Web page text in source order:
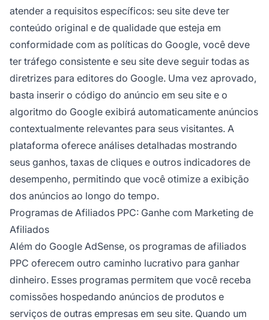
atender a requisitos específicos: seu site deve ter
conteúdo original e de qualidade que esteja em
conformidade com as políticas do Google, você deve
ter tráfego consistente e seu site deve seguir todas as
diretrizes para editores do Google. Uma vez aprovado,
basta inserir o código do anúncio em seu site e o
algoritmo do Google exibirá automaticamente anúncios
contextualmente relevantes para seus visitantes. A
plataforma oferece análises detalhadas mostrando
seus ganhos, taxas de cliques e outros indicadores de
desempenho, permitindo que você otimize a exibição
dos anúncios ao longo do tempo.
Programas de Afiliados PPC: Ganhe com Marketing de
Afiliados
Além do Google AdSense, os programas de afiliados
PPC oferecem outro caminho lucrativo para ganhar
dinheiro. Esses programas permitem que você receba
comissões hospedando anúncios de produtos e
serviços de outras empresas em seu site. Quando um